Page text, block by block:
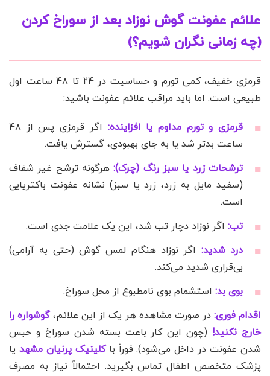
علائم عفونت گوش نوزاد بعد از سوراخ کردن
(چه زمانی نگران شویم؟)
قرمزی خفیف، کمی تورم و حساسیت در ۲۴ تا ۴۸ ساعت اول
طبیعی است. اما باید مراقب علائم عفونت باشید:
قرمزی و تورم مداوم یا افزاینده:
اگر قرمزی پس از ۴۸
ساعت بدتر شد یا به جای بهبودی، گسترش یافت.
ترشحات زرد یا سبز رنگ (چرک):هرگونه ترشح غیر شفاف
(سفید مایل به زرد، زرد یا سبز) نشانه عفونت باکتریایی
است.
تب: اگر نوزاد دچار تب شد، این یک علامت جدی است.
درد شدید: اگر نوزاد هنگام لمس گوش (حتی به آرامی)
بی‌قراری شدید می‌کند.
بوی بد: استشمام بوی نامطبوع از محل سوراخ.
اقدام فوری: در صورت مشاهده هر یک از این علائم،گوشواره را
خارج نکنید! (چون این کار باعث بسته شدن سوراخ و حبس
شدن عفونت در داخل می‌شود). فوراً باکلینیک پرنیان مشهد یا
پزشک متخصص اطفال تماس بگیرید. احتمالاً نیاز به مصرف